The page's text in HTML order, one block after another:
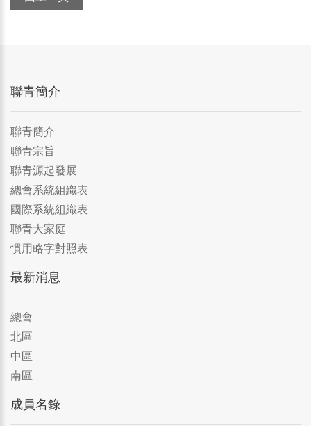
聯青簡介
聯青簡介
聯青宗旨
聯青源起發展
總會系統組織表
國際系統組織表
聯青大家庭
慣用略字對照表
最新消息
總會
北區
中區
南區
成員名錄